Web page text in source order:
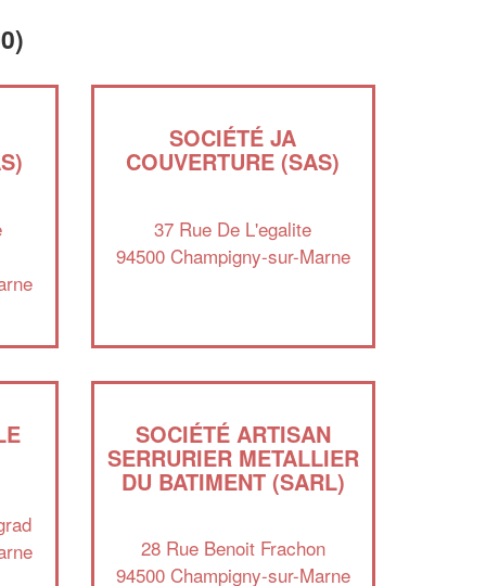
SOCIÉTÉ JA
COUVERTURE (SAS)
37 Rue De L'egalite
94500 Champigny-sur-Marne
SOCIÉTÉ ARTISAN
SERRURIER METALLIER
DU BATIMENT (SARL)
28 Rue Benoit Frachon
94500 Champigny-sur-Marne